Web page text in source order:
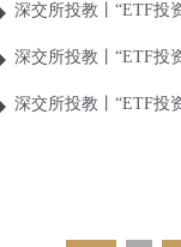
深交所投教丨“ETF投
深交所投教丨“ETF投
深交所投教丨“ETF投